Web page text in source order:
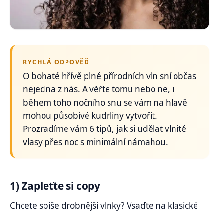
RYCHLÁ ODPOVĚĎ
O bohaté hřívě plné přírodních vln sní občas
nejedna z nás. A věřte tomu nebo ne, i
během toho nočního snu se vám na hlavě
mohou působivé kudrliny vytvořit.
Prozradíme vám 6 tipů, jak si udělat vlnité
vlasy přes noc s minimální námahou.
1) Zapleťte si copy
Chcete spíše drobnější vlnky? Vsaďte na klasické